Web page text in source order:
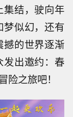
集结，驶向年
梦似幻，还有
撼的世界逐渐
发出邀约：春
之旅吧！